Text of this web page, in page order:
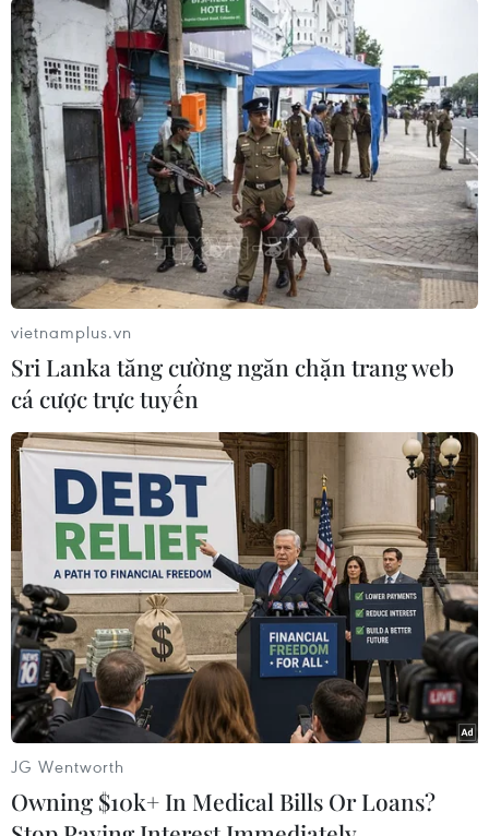
#Nhật Bản #Miền Trung
#Núi lửa Ontake
#Máy bay trực thăng
#Khí độc
#Du khách #Tử vong Nhật Bản
Theo dõi VietnamPlus
TIN LIÊN QUAN
vietnamplus.vn
Sri Lanka tăng cường ngăn chặn trang web
cá cược trực tuyến
JG Wentworth
Owning $10k+ In Medical Bills Or Loans?